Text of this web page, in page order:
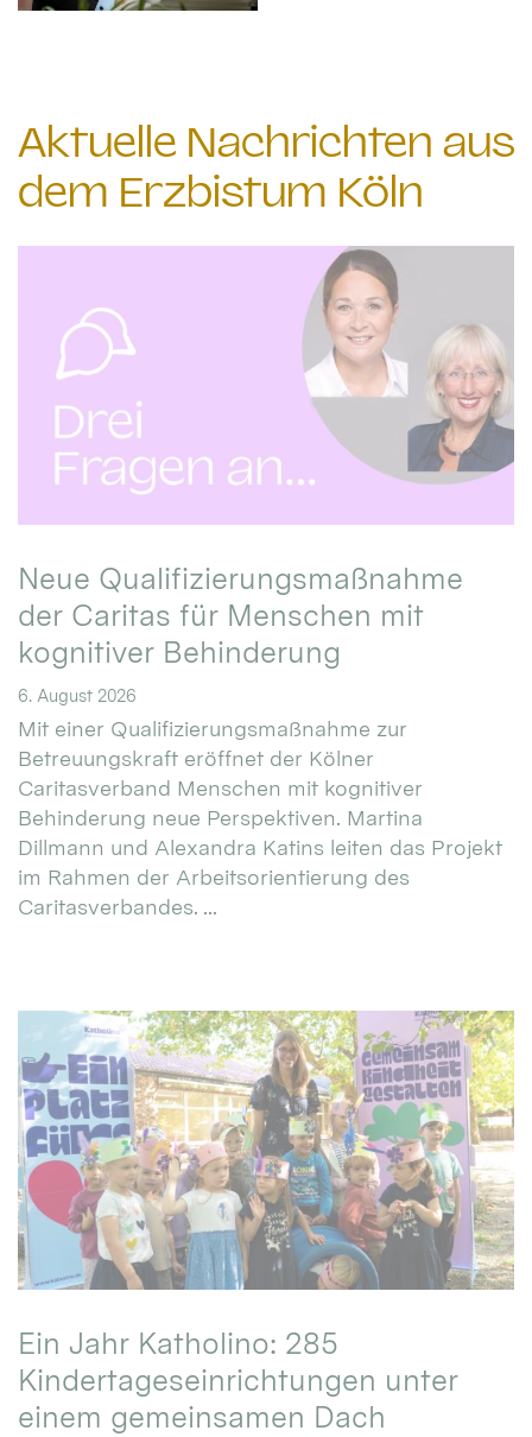
Aktuelle Nachrichten aus
dem Erzbistum Köln
Neue Qualifizierungsmaßnahme
der Caritas für Menschen mit
kognitiver Behinderung
6. August 2026
Mit einer Qualifizierungsmaßnahme zur
Betreuungskraft eröffnet der Kölner
Caritasverband Menschen mit kognitiver
Behinderung neue Perspektiven. Martina
Dillmann und Alexandra Katins leiten das Projekt
im Rahmen der Arbeitsorientierung des
Caritasverbandes. ...
Ein Jahr Katholino: 285
Kindertageseinrichtungen unter
einem gemeinsamen Dach